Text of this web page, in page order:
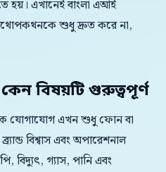
হয়। এখানেই বাংলা এআই
শুধু দ্রুত করে না,
বিষয়টি গুরুত্বপূর্ণ
যোগাযোগ এখন শুধু ফোন বা
বিশ্বাস এবং অপারেশনাল
বিদ্যুৎ, গ্যাস, পানি এবং